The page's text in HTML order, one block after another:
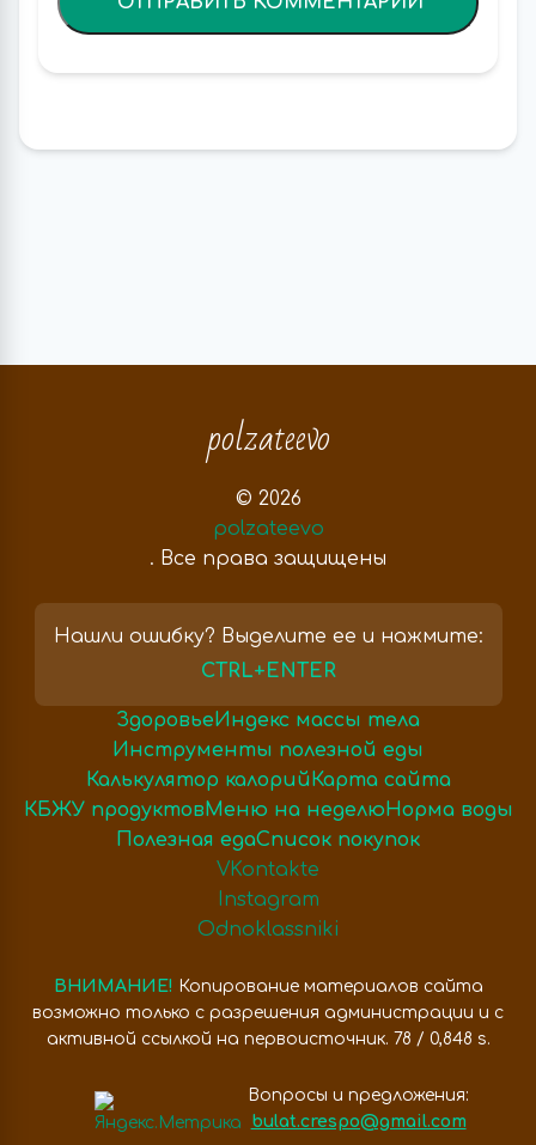
polzateevo
© 2026
polzateevo
. Все права защищены
Нашли ошибку? Выделите ее и нажмите:
CTRL+ENTER
Здоровье Индекс массы тела
Инструменты полезной еды
Калькулятор калорий Карта сайта
КБЖУ продуктов Меню на неделю Норма воды
Полезная едаСписок покупок
VKontakte
Instagram
Odnoklassniki
ВНИМАНИЕ! Копирование материалов сайта
возможно только с разрешения администрации и с
активной ссылкой на первоисточник. 78 / 0,848 s.
Вопросы и предложения:
bulat.crespo@gmail.com